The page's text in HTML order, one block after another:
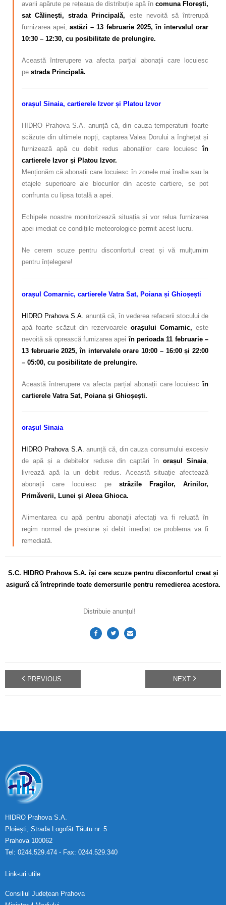
avarii apărute pe rețeaua de distribuție apă în comuna Florești,
sat Călinești, strada Principală, este nevoită să întrerupă
furnizarea apei,astăzi – 13 februarie 2025, în intervalul orar
10:30 – 12:30, cu posibilitate de prelungire.
Această întrerupere va afecta parțial abonații care locuiesc
pe strada Principală.
orașul Sinaia, cartierele Izvor și Platou Izvor
HIDRO Prahova S.A. anunță că, din cauza temperaturii foarte
scăzute din ultimele nopți, captarea Valea Dorului a înghețat și
furnizează apă cu debit redus abonaților care locuiescîn
cartierele Izvor și Platou Izvor.
Menționăm că abonații care locuiesc în zonele mai înalte sau la
etajele superioare ale blocurilor din aceste cartiere, se pot
confrunta cu lipsa totală a apei.
Echipele noastre monitorizează situația și vor relua furnizarea
apei imediat ce condițiile meteorologice permit acest lucru.
Ne cerem scuze pentru disconfortul creat și vă mulțumim
pentru înțelegere!
orașul Comarnic, cartierele Vatra Sat, Poiana și Ghioșești
HIDRO Prahova S.A. anunță că, în vederea refacerii stocului de
apă foarte scăzut din rezervoarele orașului Comarnic, este
nevoită să oprească furnizarea apeiîn perioada 11 februarie –
13 februarie 2025, în intervalele orare 10:00 – 16:00 și 22:00
– 05:00, cu posibilitate de prelungire.
Această întrerupere va afecta parțial abonații care locuiescîn
cartierele Vatra Sat, Poiana și Ghioșești.
orașul Sinaia
HIDRO Prahova S.A. anunță că, din cauza consumului excesiv
de apă și a debitelor reduse din captări în orașul Sinaia,
livrează apă la un debit redus. Această situație afectează
abonații care locuiesc pe străzile Fragilor, Arinilor,
Primăverii, Lunei și Aleea Ghioca.
Alimentarea cu apă pentru abonații afectați va fi reluată în
regim normal de presiune și debit imediat ce problema va fi
remediată.
S.C. HIDRO Prahova S.A. își cere scuze pentru disconfortul creat și
asigură că întreprinde toate demersurile pentru remedierea acestora.
Distribuie anunțul!
PREVIOUS NEXT
HIDRO Prahova S.A.
Ploiești, Strada Logofăt Tăutu nr. 5
Prahova 100062
Tel: 0244.529.474 - Fax: 0244.529.340
Link-uri utile
Consiliul Județean Prahova